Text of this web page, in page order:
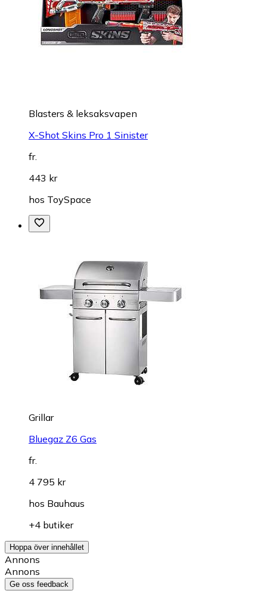
Blasters & leksaksvapen
X-Shot Skins Pro 1 Sinister
fr.
443 kr
hos ToySpace
Grillar
Bluegaz Z6 Gas
fr.
4 795 kr
hos Bauhaus
+4 butiker
Hoppa över innehållet
Annons
Annons
Ge oss feedback